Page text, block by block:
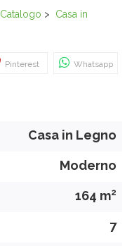
Catalogo > Casa in
Pinterest Whatsapp
Casa in Legno
Moderno
164 m2
7